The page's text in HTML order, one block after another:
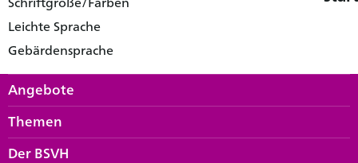
Leichte Sprache
Gebärdensprache
Angebote
Themen
Der BSVH